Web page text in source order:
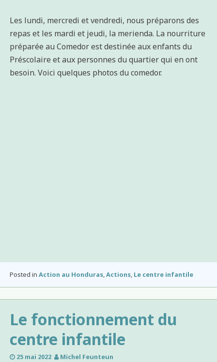
Les lundi, mercredi et vendredi, nous préparons des
repas et les mardi et jeudi, la merienda. La nourriture
préparée au Comedor est destinée aux enfants du
Préscolaire et aux personnes du quartier qui en ont
besoin. Voici quelques photos du comedor.
Posted in Action au Honduras,Actions, Le centre infantile
Le fonctionnement du
centre infantile
25 mai 2022 Michel Feunteun